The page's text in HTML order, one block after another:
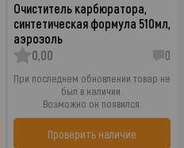
Очиститель карбюратора,
синтетическая формула 510мл,
аэрозоль
0,00
0
При последнем обновлении товар не
был в наличии.
Возможно он появился.
Проверить наличие